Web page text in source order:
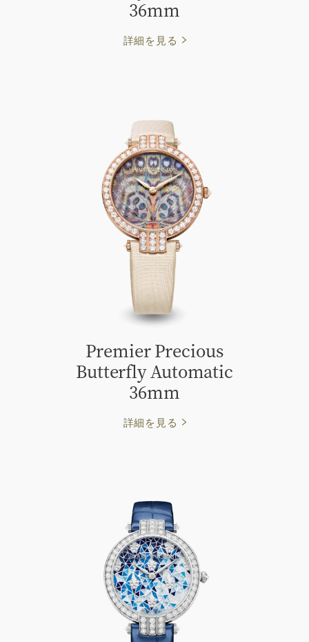
36mm
詳細を見る
Premier Precious
Butterfly Automatic
36mm
詳細を見る